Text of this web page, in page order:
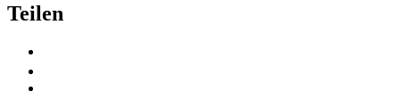
Teilen